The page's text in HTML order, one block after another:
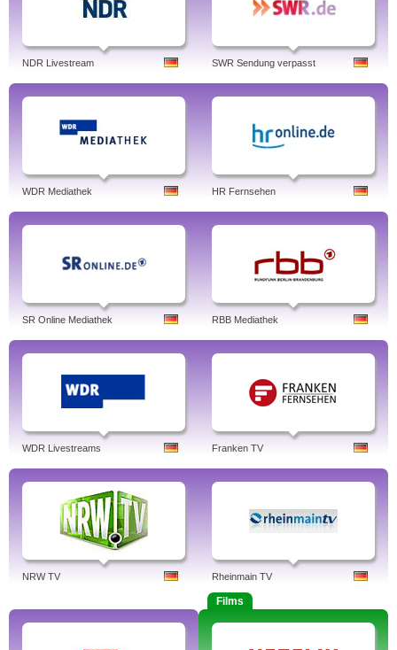
NDR Livestream SWR Sendung verpasst
WDR Mediathek HR Fernsehen
SR Online Mediathek RBB Mediathek
WDR Livestreams Franken TV
NRW TV Rheinmain TV
Films